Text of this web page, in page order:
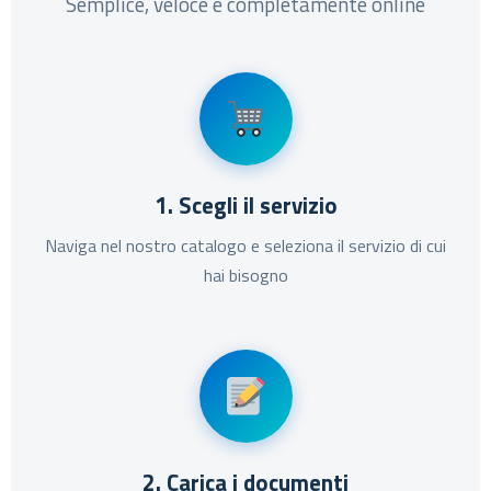
1. Scegli il servizio
Naviga nel nostro catalogo e seleziona il servizio di cui
hai bisogno
2. Carica i documenti